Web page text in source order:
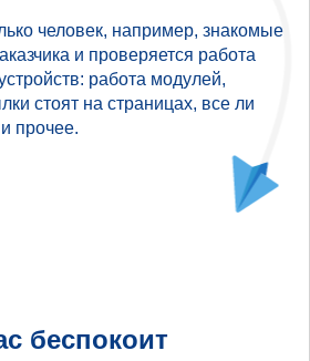
человек, например, знакомые
и проверяется работа
работа модулей,
стоят на страницах, все ли
прочее.
беспокоит